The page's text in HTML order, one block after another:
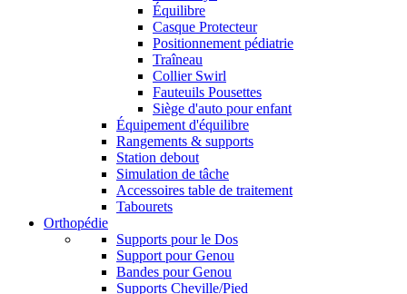
Équilibre
Casque Protecteur
Positionnement pédiatrie
Traîneau
Collier Swirl
Fauteuils Pousettes
Siège d'auto pour enfant
Équipement d'équilibre
Rangements & supports
Station debout
Simulation de tâche
Accessoires table de traitement
Tabourets
Orthopédie
Supports pour le Dos
Support pour Genou
Bandes pour Genou
Supports Cheville/Pied